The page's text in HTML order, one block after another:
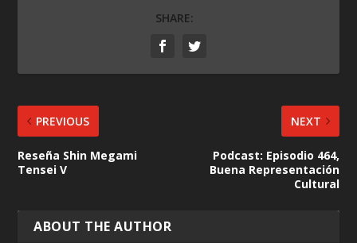
SHARE:
PREVIOUS
Reseña Shin Megami
Tensei V
NEXT
Podcast: Episodio 464,
Buena Representación
Cultural
ABOUT THE AUTHOR